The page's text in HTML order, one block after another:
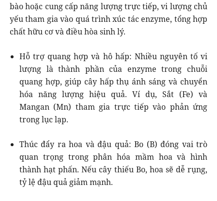
bào hoặc cung cấp năng lượng trực tiếp, vi lượng chủ
yếu tham gia vào quá trình xúc tác enzyme, tổng hợp
chất hữu cơ và điều hòa sinh lý.
Hỗ trợ quang hợp và hô hấp: Nhiều nguyên tố vi
lượng là thành phần của enzyme trong chuỗi
quang hợp, giúp cây hấp thụ ánh sáng và chuyển
hóa năng lượng hiệu quả. Ví dụ, Sắt (Fe) và
Mangan (Mn) tham gia trực tiếp vào phản ứng
trong lục lạp.
Thúc đẩy ra hoa và đậu quả: Bo (B) đóng vai trò
quan trọng trong phân hóa mầm hoa và hình
thành hạt phấn. Nếu cây thiếu Bo, hoa sẽ dễ rụng,
tỷ lệ đậu quả giảm mạnh.